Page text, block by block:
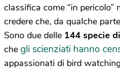
classifica come “in pericolo”
credere che, da qualche
Sono due delle 144 specie
che gli scienziati hanno
appassionati di bird